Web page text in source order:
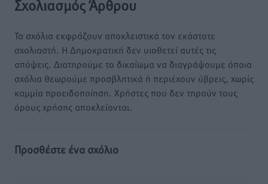
Σχολιασμός Άρθρου
Τα σχόλια εκφράζουν αποκλειστικά τον εκάστοτε
σχολιαστή. Η Δημοκρατική δεν υιοθετεί αυτές τις
απόψεις. Διατηρούμε το δικαίωμα να διαγράψουμε όποια
σχόλια θεωρούμε προσβλητικά ή περιέχουν ύβρεις, χωρίς
καμμία προειδοποίηση. Χρήστες που δεν τηρούν τους
όρους χρήσης αποκλείονται.
Προσθέστε ένα σχόλιο